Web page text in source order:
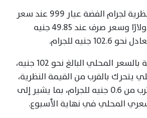
وباحتساب القيمة النظرية لجرام الفضة عيار 999 عند سعر
أوقية يبلغ نحو 64 دولارًا وسعر صرف عند 49.85 جنيه
جنيه للجرام.
وبمقارنة هذه القيمة بالسعر المحلي البالغ نحو 102 جنيه،
يتحرك بالقرب من القيمة النظرية،
مع فارق طفيف يقترب من 0.6 جنيه للجرام، بما يشير إلى
المحلي في نهاية الأسبوع.